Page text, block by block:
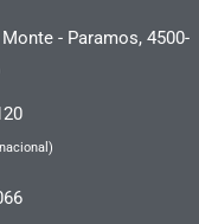
- Paramos, 4500-